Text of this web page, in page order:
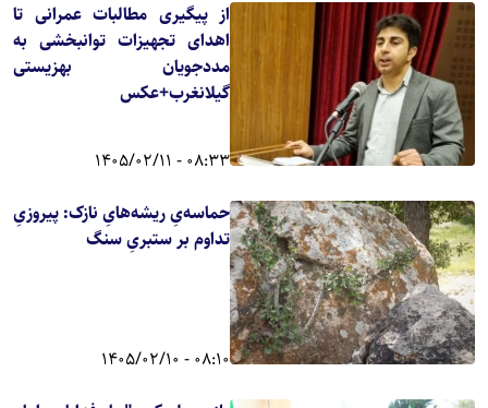
از پیگیری مطالبات عمرانی تا
اهدای تجهیزات توانبخشی به
مددجویان بهزیستی
گیلانغرب+عکس
08:33 - 1405/02/11
حماسه‌یِ ریشه‌هایِ نازک: پیروزیِ
تداوم بر ستبریِ سنگ
08:10 - 1405/02/10